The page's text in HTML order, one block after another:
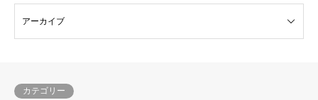
カテゴリー